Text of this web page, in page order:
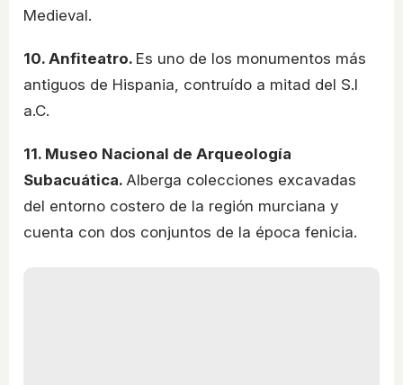
Medieval.
10. Anfiteatro. Es uno de los monumentos más
antiguos de Hispania, contruído a mitad del S.I
a.C.
11. Museo Nacional de Arqueología
Subacuática. Alberga colecciones excavadas
del entorno costero de la región murciana y
cuenta con dos conjuntos de la época fenicia.